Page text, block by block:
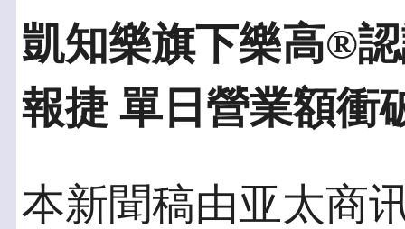
凱知樂旗下樂高®️
報捷 單日營業額衝
本新聞稿由亚太商